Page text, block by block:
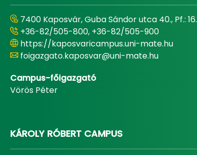
7400 Kaposvár, Guba Sándor utca 40., Pf.: 16.
+36-82/505-800, +36-82/505-900
https://kaposvaricampus.uni-mate.hu
foigazgato.kaposvar@uni-mate.hu
Campus-főigazgató
Vörös Péter
KÁROLY RÓBERT CAMPUS